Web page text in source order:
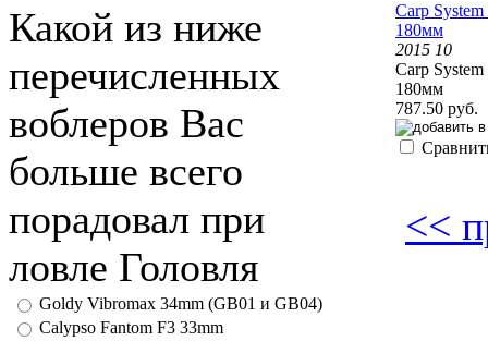
Какой из ниже
перечисленных
воблеров Вас
больше всего
порадовал при
ловле Головля
Goldy Vibromax 34mm (GB01 и GB04)
Calypso Fantom F3 33mm
Carp
180мм
2015 10
Carp
180мм
787.50 руб.
<<